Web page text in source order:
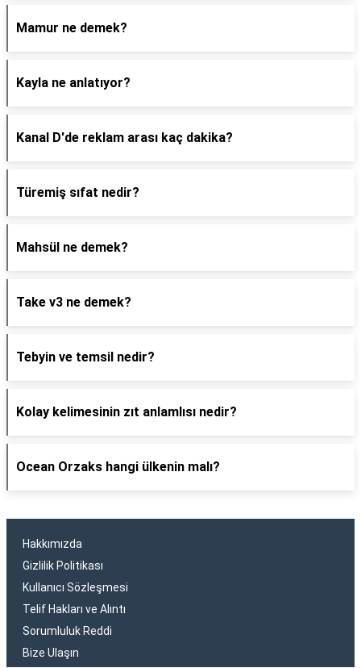
Mamur ne demek?
Kayla ne anlatıyor?
Kanal D'de reklam arası kaç dakika?
Türemiş sıfat nedir?
Mahsül ne demek?
Take v3 ne demek?
Tebyin ve temsil nedir?
Kolay kelimesinin zıt anlamlısı nedir?
Ocean Orzaks hangi ülkenin malı?
Hakkımızda
Gizlilik Politikası
Kullanıcı Sözleşmesi
Telif Hakları ve Alıntı
Sorumluluk Reddi
Bize Ulaşın